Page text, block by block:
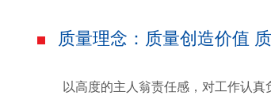
质量理念：质量创造价值
以高度的主人翁责任感，对工作认真